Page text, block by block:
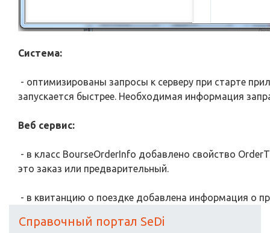
Система:
- оптимизированы запросы к серверу при старте
запускается быстрее. Необходимая информация
Веб сервис:
- в класс BourseOrderInfo добавлено свойство
это заказ или предварительный.
- в квитанцию о поездке добавлена информация о
Справочный портал SeDi